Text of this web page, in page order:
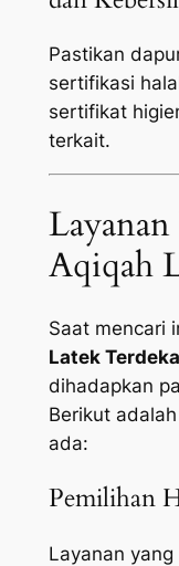
Pastikan
sertifikasi
sertifikat
terkait.
Aqiqah
Saat mencari
Latek
dihadapkan
Berikut
ada:
Pemilihan
Layanan